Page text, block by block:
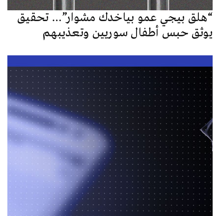
“هلق بيجي عمو بياخدك مشوار”… تحقيق
يوثق حبس أطفال سوريين وتعذيبهم